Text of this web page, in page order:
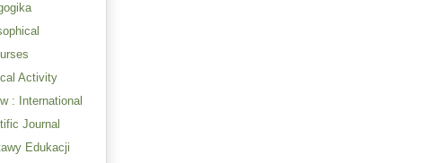
Activity
: International
Journal
Edukacji